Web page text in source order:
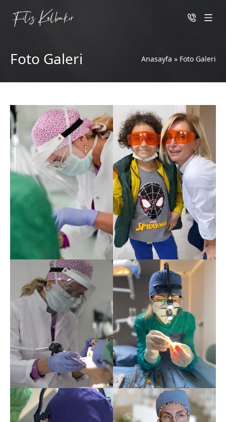
Foto Galeri Anasayfa » Foto Galeri